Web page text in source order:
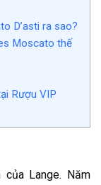
D’asti ra sao?
Moscato thế
Rượu VIP
Lange. Năm